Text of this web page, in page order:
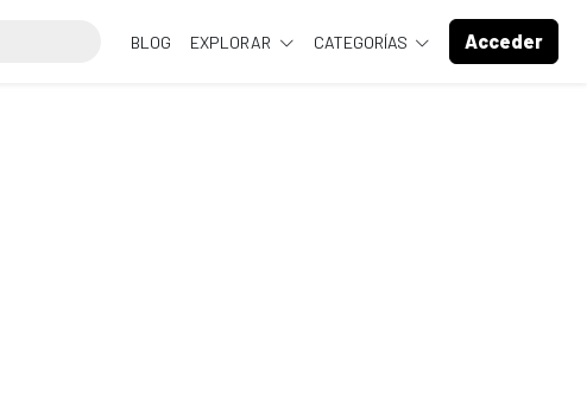
BLOG EXPLORAR CATEGORÍAS Acceder